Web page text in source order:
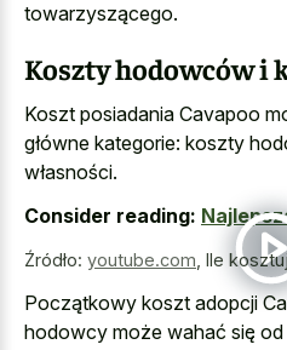
towarzyszącego.
Koszty hodowców i
Koszt posiadania Cavapoo
główne kategorie: koszty
własności.
Consider reading:
Źródło: youtube.com Ile
Początkowy koszt adopcji
hodowcy może wahać się